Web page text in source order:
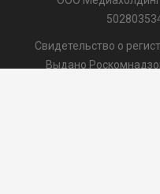
Свидетельство о
Выдано